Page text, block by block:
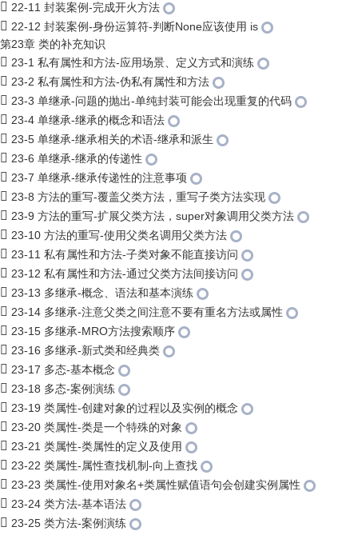
22-11 封装案例-完成开火方法
22-12 封装案例-身份运算符-判断None应该使用 is
第23章 类的补充知识
23-1 私有属性和方法-应用场景、定义方式和演练
23-2 私有属性和方法-伪私有属性和方法
23-3 单继承-问题的抛出-单纯封装可能会出现重复的代码
23-4 单继承-继承的概念和语法
23-5 单继承-继承相关的术语-继承和派生
23-6 单继承-继承的传递性
23-7 单继承-继承传递性的注意事项
23-8 方法的重写-覆盖父类方法，重写子类方法实现
23-9 方法的重写-扩展父类方法，super对象调用父类方法
23-10 方法的重写-使用父类名调用父类方法
23-11 私有属性和方法-子类对象不能直接访问
23-12 私有属性和方法-通过父类方法间接访问
23-13 多继承-概念、语法和基本演练
23-14 多继承-注意父类之间注意不要有重名方法或属性
23-15 多继承-MRO方法搜索顺序
23-16 多继承-新式类和经典类
23-17 多态-基本概念
23-18 多态-案例演练
23-19 类属性-创建对象的过程以及实例的概念
23-20 类属性-类是一个特殊的对象
23-21 类属性-类属性的定义及使用
23-22 类属性-属性查找机制-向上查找
23-23 类属性-使用对象名+类属性赋值语句会创建实例属性
23-24 类方法-基本语法
23-25 类方法-案例演练